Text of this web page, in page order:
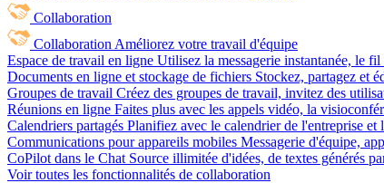
Collaboration
Collaboration Améliorez votre travail d'équipe
Espace de travail en ligne Utilisez la messagerie instantanée, le
Documents en ligne et stockage de fichiers Stockez, partagez et
Groupes de travail Créez des groupes de travail, invitez des
Réunions en ligne Faites plus avec les appels vidéo, la
Calendriers partagés Planifiez avec le calendrier de l'entreprise
Communications pour appareils mobiles Messagerie d'équipe,
CoPilot dans le Chat Source illimitée d'idées, de textes générés
Voir toutes les fonctionnalités de collaboration